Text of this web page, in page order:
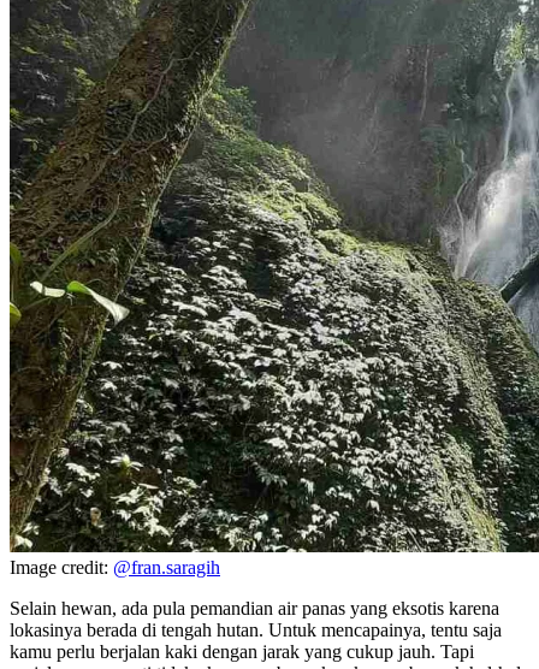
Image credit: @fran.saragih
Selain hewan, ada pula pemandian air panas yang eksotis karena
lokasinya berada di tengah hutan. Untuk mencapainya, tentu saja
kamu perlu berjalan kaki dengan jarak yang cukup jauh. Tapi